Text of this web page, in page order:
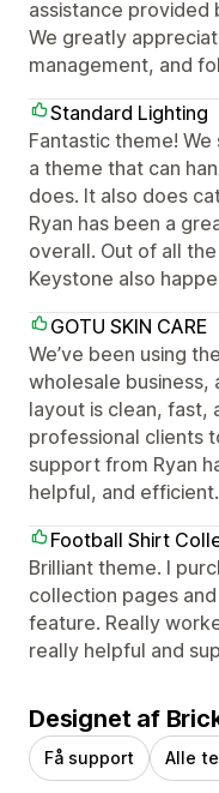
assistance provided
We greatly
management, and
Standard Lighting
Fantastic theme!
a theme that can
does. It also does
Ryan has been a
overall. Out of all
Keystone also
GOTU SKIN CARE
We’ve been using
wholesale business,
layout is clean, fast,
professional clients
support from Ryan
helpful, and
Football Shirt
Brilliant theme. I
collection pages
feature. Really
really helpful and
Designet af
Få support Alle